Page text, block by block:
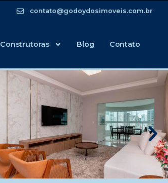
contato@godoydosimoveis.com.br
Construtoras Blog Contato